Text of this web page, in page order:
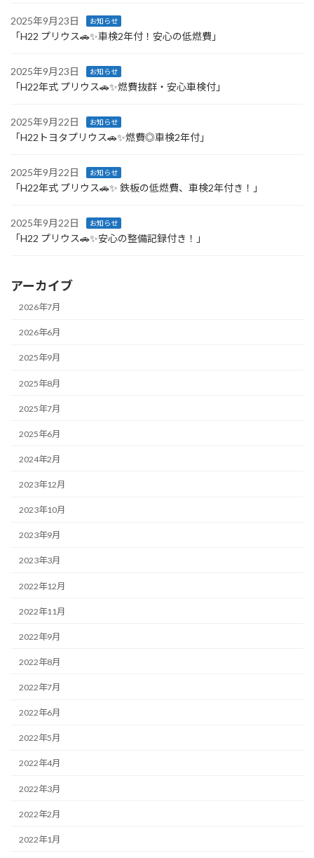
2025年9月23日 お知らせ
「H22 プリウス🚗✨車検2年付！安心の低燃費」
2025年9月23日 お知らせ
「H22年式 プリウス🚗✨燃費抜群・安心車検付」
2025年9月22日 お知らせ
「H22トヨタプリウス🚗✨燃費◎車検2年付」
2025年9月22日 お知らせ
「H22年式 プリウス🚗✨ 鉄板の低燃費、車検2年付き！」
2025年9月22日 お知らせ
「H22 プリウス🚗✨安心の整備記録付き！」
アーカイブ
2026年7月
2026年6月
2025年9月
2025年8月
2025年7月
2025年6月
2024年2月
2023年12月
2023年10月
2023年9月
2023年3月
2022年12月
2022年11月
2022年9月
2022年8月
2022年7月
2022年6月
2022年5月
2022年4月
2022年3月
2022年2月
2022年1月